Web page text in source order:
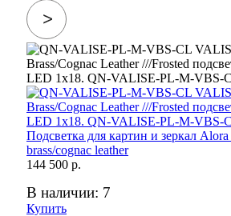
Подсветка для картин и зеркал
brass/cognac leather
144 500 р.
В наличии: 7
Купить